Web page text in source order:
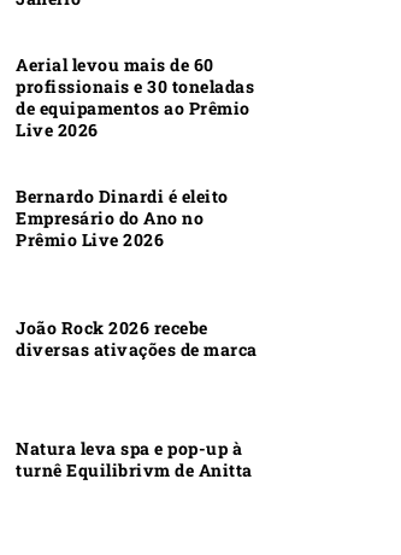
Aerial levou mais de 60
profissionais e 30 toneladas
de equipamentos ao Prêmio
Live 2026
Bernardo Dinardi é eleito
Empresário do Ano no
Prêmio Live 2026
João Rock 2026 recebe
diversas ativações de marca
Natura leva spa e pop-up à
turnê Equilibrivm de Anitta